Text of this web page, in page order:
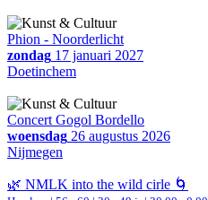
Phion - Noorderlicht
zondag 17 januari 2027
Doetinchem
Concert Gogol Bordello
woensdag 26 augustus 2026
Nijmegen
🌿 NMLK into the wild cirle 🌀